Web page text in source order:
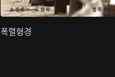
폭렬형경